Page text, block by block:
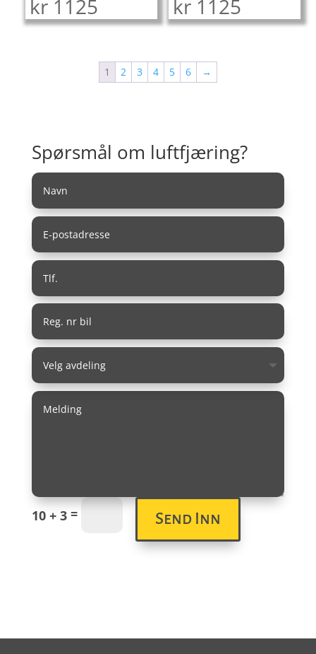
kr 1125 kr1125
1 2 3 4 5 6 →
Spørsmål om luftfjæring?
10 + 3= Send Inn